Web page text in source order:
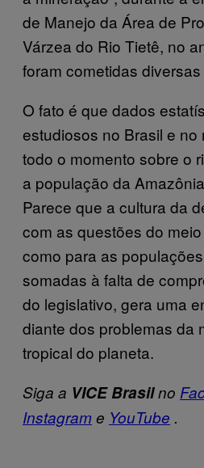
de Manejo da Área de
Várzea do Rio Tietê, no
foram cometidas
O fato é que dados
estudiosos no Brasil e no
todo o momento sobre o
a população da
Parece que a cultura da
com as questões do
como para as
somadas à falta de
do legislativo, gera uma
diante dos problemas da
tropical do planeta.
Siga a VICE Brasilno
Instagrame YouTube .